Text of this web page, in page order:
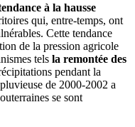
à la hausse
qui, entre-temps, ont
Cette tendance
de la pression agricole
tels la remontée des
pendant la
de 2000-2002 a
se sont